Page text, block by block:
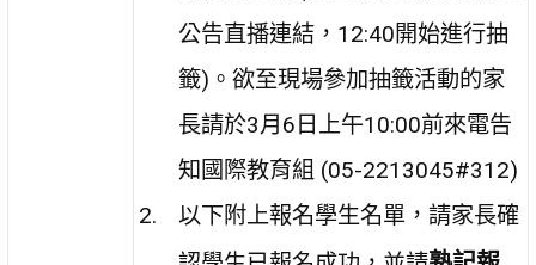
公告直播連結，12:40開始進行抽
籤)。 欲至現場參加抽籤活動的家
長請於3月6日上午10:00前來電告
知國際教育組 (05-2213045#312)
以下附上報名學生名單，請家長確